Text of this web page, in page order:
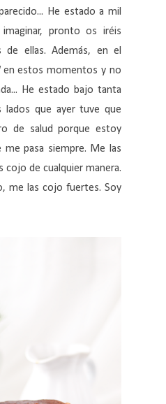
He estado a mil
pronto os iréis
de ellas. Además, en el
en estos momentos y no
He estado bajo tanta
que ayer tuve que
de salud porque estoy
me pasa siempre. Me las
cojo de cualquier manera.
me las cojo fuertes. Soy